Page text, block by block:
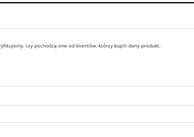
czy pochodzą one od klientów, którzy kupili dany produkt.